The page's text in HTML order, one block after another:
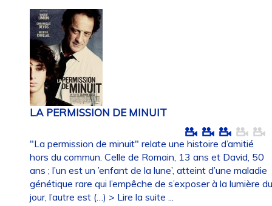
LA PERMISSION DE MINUIT
"La permission de minuit" relate une histoire d’amitié
hors du commun. Celle de Romain, 13 ans et David, 50
ans ; l’un est un ’enfant de la lune’, atteint d’une maladie
génétique rare qui l’empêche de s’exposer à la lumière
jour, l’autre est (…) > Lire la suite ...